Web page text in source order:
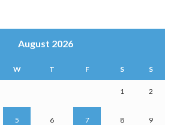
August 2026
W T F S S
1 2
5 6 7 8 9